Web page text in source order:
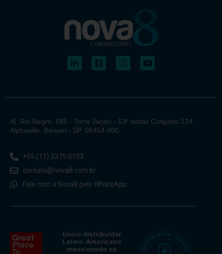
Al. Rio Negro, 585 - Torre Jaçarí - 13º andar Conjunto 134 -
Alphaville, Barueri - SP, 06454-000
+55 (11) 3375 0133
contato@nova8.com.br
Fale com a Nova8 pelo WhatsApp